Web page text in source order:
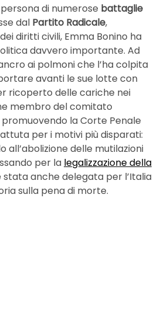
di numerose battaglie
dal Partito Radicale,
diritti civili, Emma Bonino ha
davvero importante. Ad
ai polmoni che l’ha colpita
avanti le sue lotte con
ricoperto delle cariche nei
membro del comitato
la Corte Penale
per i motivi più disparati:
all’abolizione delle mutilazioni
per la legalizzazione della
stata anche delegata per l’Italia
sulla pena di morte.